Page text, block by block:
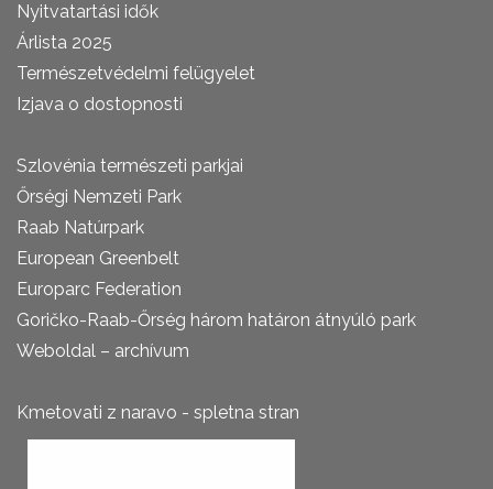
Nyitvatartási idők
Árlista 2025
Természetvédelmi felügyelet
Izjava o dostopnosti
Szlovénia természeti parkjai
Őrségi Nemzeti Park
Raab Natúrpark
European Greenbelt
Europarc Federation
Goričko-Raab-Őrség három határon átnyúló park
Weboldal – archívum
Kmetovati z naravo - spletna stran